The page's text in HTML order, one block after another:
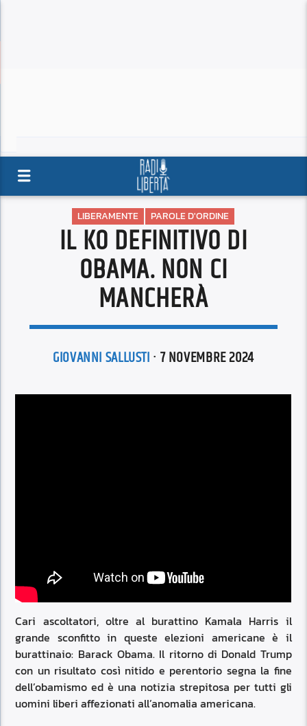
LIBERAMENTE PAROLE D'ORDINE
IL KO DEFINITIVO DI
OBAMA. NON CI
MANCHERÀ
GIOVANNI SALLUSTI· 7 NOVEMBRE 2024
Cari ascoltatori, oltre al burattino Kamala Harris il
grande sconfitto in queste elezioni americane è il
burattinaio: Barack Obama. Il ritorno di Donald Trump
con un risultato così nitido e perentorio segna la fine
dell’obamismo ed è una notizia strepitosa per tutti gli
uomini liberi affezionati all’anomalia americana.